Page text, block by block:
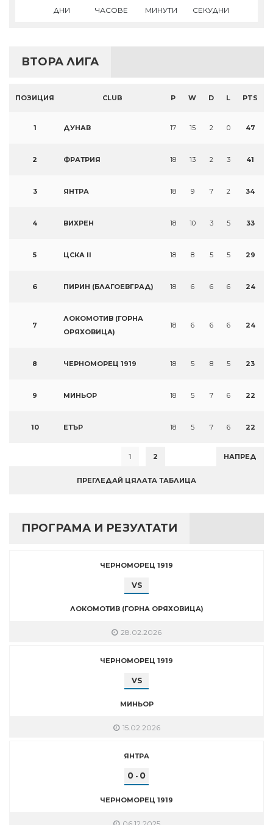
ДНИ ЧАСОВЕ МИНУТИ СЕКУДНИ
ВТОРА ЛИГА
ПОЗИЦИЯ CLUB P W D L PTS
1 ДУНАВ 17 15 2 0 47
2 ФРАТРИЯ 18 13 2 3 41
3 ЯНТРА 18 9 7 2 34
4 ВИХРЕН 18 10 3 5 33
5 ЦСКА II 18 8 5 5 29
6 ПИРИН (БЛАГОЕВГРАД) 18 6 6 6 24
7
ЛОКОМОТИВ (ГОРНА
ОРЯХОВИЦА)
18 6 6 6 24
8 ЧЕРНОМОРЕЦ 1919 18 5 8 5 23
9 МИНЬОР 18 5 7 6 22
10 ЕТЪР 18 5 7 6 22
1 2 НАПРЕД
ПРЕГЛЕДАЙ ЦЯЛАТА ТАБЛИЦА
ПРОГРАМА И РЕЗУЛТАТИ
ЧЕРНОМОРЕЦ 1919
VS
ЛОКОМОТИВ (ГОРНА ОРЯХОВИЦА)
28.02.2026
ЧЕРНОМОРЕЦ 1919
VS
МИНЬОР
15.02.2026
ЯНТРА
0 - 0
ЧЕРНОМОРЕЦ 1919